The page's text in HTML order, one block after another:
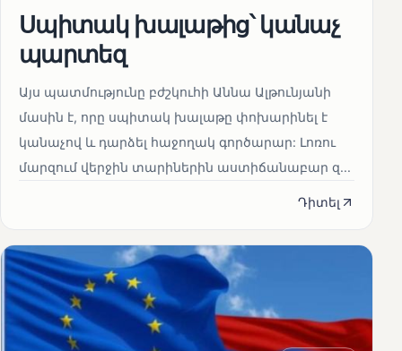
Սպիտակ խալաթից՝ կանաչ
պարտեզ
Այս պատմությունը բժշկուհի Աննա Ալթունյանի
մասին է, որը սպիտակ խալաթը փոխարինել է
կանաչով և դարձել հաջողակ գործարար: Լոռու
մարզում վերջին տարիներին աստիճանաբար զ...
Դիտել